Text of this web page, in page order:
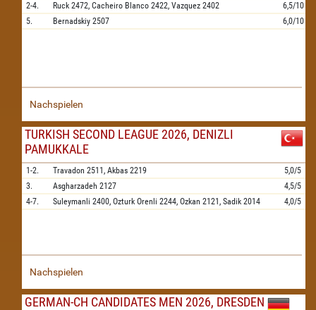
2-4.
Ruck 2472, Cacheiro Blanco 2422, Vazquez 2402
6,5/10
5.
Bernadskiy 2507 6,0/10
Nachspielen
TURKISH SECOND LEAGUE 2026, DENIZLI
PAMUKKALE
1-2. Travadon 2511, Akbas 2219
5,0/5
3.
Asgharzadeh 2127
4,5/5
4-7.
Suleymanli 2400, Ozturk Orenli 2244, Ozkan 2121, Sadik 2014 4,0/5
Nachspielen
GERMAN-CH CANDIDATES MEN 2026, DRESDEN